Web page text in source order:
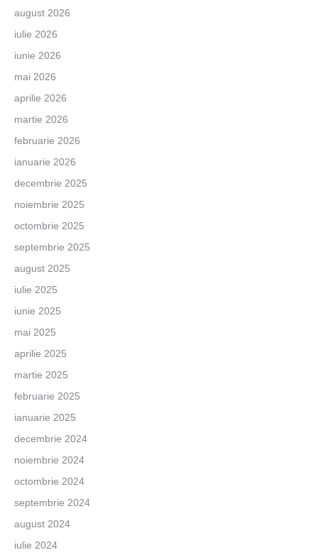
august 2026
iulie 2026
iunie 2026
mai 2026
aprilie 2026
martie 2026
februarie 2026
ianuarie 2026
decembrie 2025
noiembrie 2025
octombrie 2025
septembrie 2025
august 2025
iulie 2025
iunie 2025
mai 2025
aprilie 2025
martie 2025
februarie 2025
ianuarie 2025
decembrie 2024
noiembrie 2024
octombrie 2024
septembrie 2024
august 2024
iulie 2024